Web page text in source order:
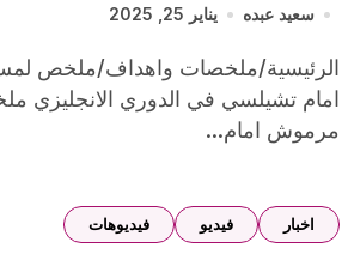
سعيد عبده يناير 25, 2025
الرئيسية/ملخصات واهداف/ملخص لمسات عمر مرموش
امام تشيلسي في الدوري الانجليزي
مرموش امام...
اخبار فيديو فيديوهات